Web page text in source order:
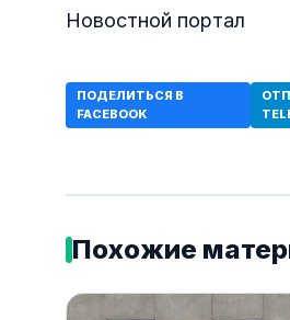
Новостной портал
ПОДЕЛИТЬСЯ В
FACEBOOK
Похожие